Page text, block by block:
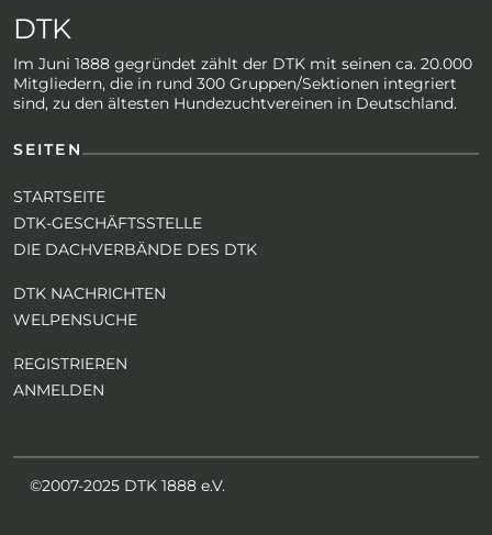
DTK
Im Juni 1888 gegründet zählt der DTK mit seinen ca. 20.000
Mitgliedern, die in rund 300 Gruppen/Sektionen integriert
sind, zu den ältesten Hundezuchtvereinen in Deutschland.
SEITEN
STARTSEITE
DTK-GESCHÄFTSSTELLE
DIE DACHVERBÄNDE DES DTK
DTK NACHRICHTEN
WELPENSUCHE
REGISTRIEREN
ANMELDEN
©2007-2025 DTK 1888 e.V.